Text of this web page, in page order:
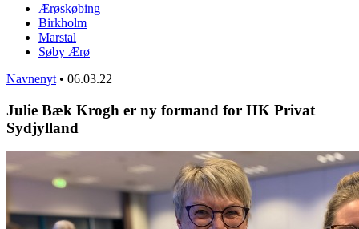
Ærøskøbing
Birkholm
Marstal
Søby Ærø
Navnenyt • 06.03.22
Julie Bæk Krogh er ny formand for HK Privat
Sydjylland